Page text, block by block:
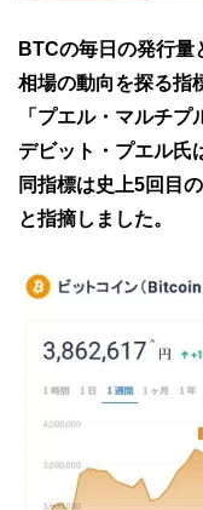
BTCの毎日の発行量
相場の動向を探る指
「プエル・マルチプ
デビット・プエル氏
同指標は史上5回目
と指摘しました。